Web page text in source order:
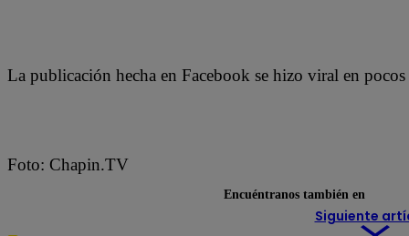
La publicación hecha en Facebook se hizo viral en
Foto: Chapin.TV
Siguiente
Encuéntranos también en